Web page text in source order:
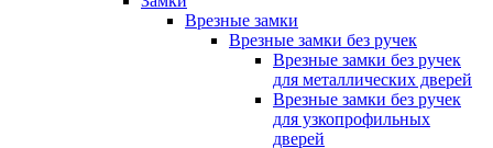
Врезные замки
Врезные замки без ручек
Врезные замки без ручек
для металлических дверей
Врезные замки без ручек
для узкопрофильных
дверей